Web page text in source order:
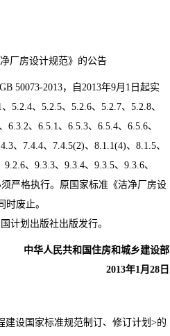
厂房设计规范》的公告
GB 50073-2013，自 2013年9月 1 日起实
、 5.2.4、 5.2.5、 5.2.6、 5.2.7、 5.2.8、
、 6.3.2、 6.5.1、 6.5.3、 6.5.4、 6.5.6、
、 7.4.4、 7.4.5(2)、8.1.1(4)、8.1.5、
9.2.6、9.3.3、9.3.4、9.3.5、9.3.6、
严格执行。原国家标准《洁净厂房设
时废止。
计划出版社出版发行。
中华人民共和国住房和城乡建设部
2013年1月 28日
建设国家标准规范制订、修订计划 >的